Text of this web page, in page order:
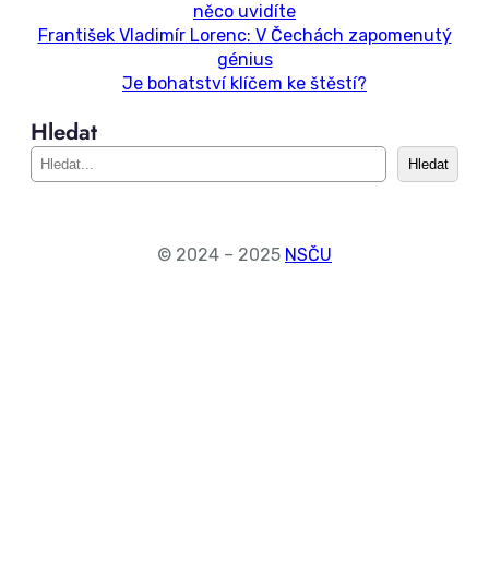
něco uvidíte
František Vladimír Lorenc: V Čechách zapomenutý
génius
Je bohatství klíčem ke štěstí?
Hledat
e
c
Hledat
© 2024 – 2025 NSČU